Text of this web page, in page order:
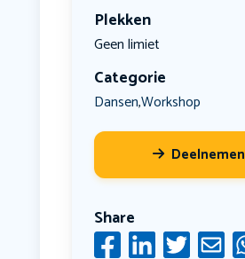
Plekken
Geen limiet
Categorie
Dansen,Workshop
Deelnemen
Share